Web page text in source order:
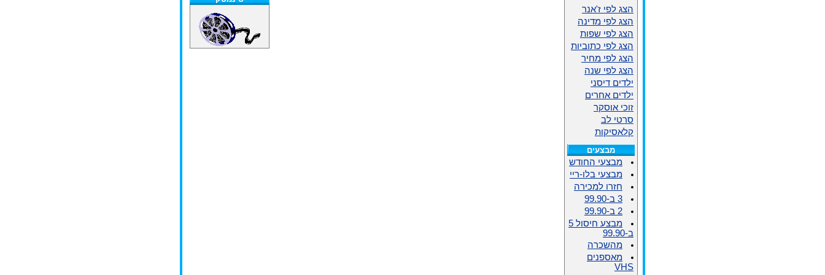
הצג לפי ז'אנר
הצג לפי מדינה
הצג לפי שפות
הצג לפי כתוביות
הצג לפי מחיר
הצג לפי שנה
ילדים דיסני
ילדים אחרים
זוכי אוסקר
סרטי לב
קלאסיקות
מבצעים
מבצעי החודש
מבצעי בלו-ריי
חזרו למכירה
3 ב-99.90
2 ב-99.90
מבצע חיסול 5
ב-99.90
מהשכרה
מאספנים
VHS